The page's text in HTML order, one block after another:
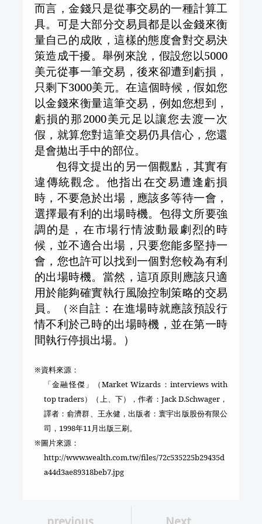
而言，金錢只是從事交易的一種計算工
具。可是大部分交易員都是以金錢來衡
量自己的成敗，這樣的態度會對交易決
策造成干擾。舉例來說，假設您以5000
美元從事一筆交易，後來卻遭到虧損，
只剩下3000美元。在這個時候，假如您
以金錢來衡量這筆交易，例如您想到，
虧損的那2000美元足以讓您去渡一次
假，就算您對這筆交易仍具信心，您還
是會拋出手中的部位。
包得文提出的另一個觀點，其實有
違傳統觀念。他指出在交易遭逢虧損
時，不要急於出場，應該多等待一會，
選擇最有利的出場時機。包得文所要強
調的是，在市場行情波動最劇烈的時
候，並不適合出場，只要您能多堅持一
會，您也許可以找到一個對您較為有利
的出場時機。當然，這項原則應該只適
用於能夠確實執行風險控制策略的交易
員。（※自註：在進場時就應該預設行
情不利於己時的出場時機，並在第一時
間執行停損出場。）
※資料來源：
「金融怪傑」（Market Wizards ： interviews with
top traders）（上、下），作者： Jack D.Schwager，
譯者：俞濟群、王永健，出版者：寰宇出版股份有限公
司， 1998年11月出版三刷。
※圖片來源：
http://www.wealth.com.tw/files/72c535225b29435d
a44d3ae89318beb7.jpg